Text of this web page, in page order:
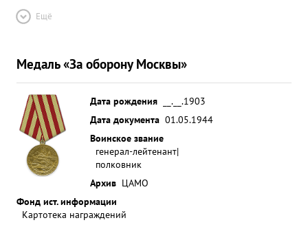
Ещё
Медаль «За оборону Москвы»
Дата рождения
__.__.1903
Дата документа 01.05.1944
Воинское звание
генерал-лейтенант|
полковник
Архив ЦАМО
Фонд ист. информации
Картотека награждений